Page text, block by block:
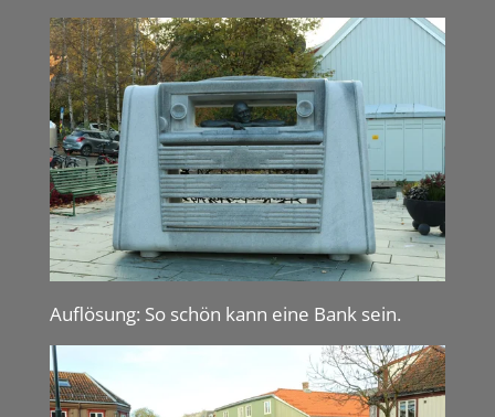
Auflösung: So schön kann eine Bank sein.